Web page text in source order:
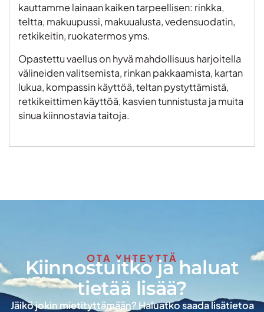
kauttamme lainaan kaiken tarpeellisen: rinkka,
teltta, makuupussi, makuualusta, vedensuodatin,
retkikeitin, ruokatermos yms.
Opastettu vaellus on hyvä mahdollisuus harjoitella
välineiden valitsemista, rinkan pakkaamista, kartan
lukua, kompassin käyttöä, teltan pystyttämistä,
retkikeittimen käyttöä, kasvien tunnistusta ja muita
sinua kiinnostavia taitoja.
OTA YHTEYTTÄ
Kiinnostuitko ja haluat
tietää lisää?
Jäikö jokin mietityttämään? Haluatko saada lisätietoa